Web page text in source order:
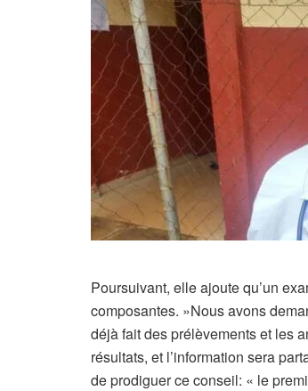
Poursuivant, elle ajoute qu’un
composantes. »Nous avons
déjà fait des prélèvements et les
résultats, et l’information sera
de prodiguer ce conseil: « le